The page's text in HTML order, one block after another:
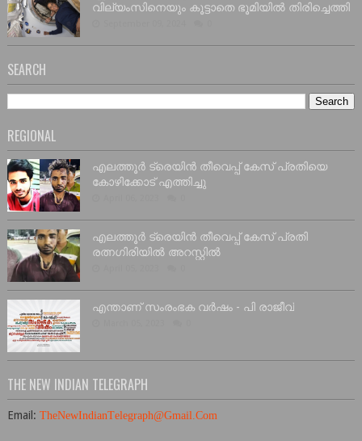
വില്യംസിനെയും കൂട്ടാതെ ഭൂമിയിൽ തിരിച്ചെത്തി
SEARCH
REGIONAL
എലത്തൂർ ട്രെയിൻ തീവെപ്പ് കേസ് പ്രതിയെ
കോഴിക്കോട് എത്തിച്ചു
എലത്തൂർ ട്രെയിൻ തീവെപ്പ് കേസ് പ്രതി
രത്നഗിരിയിൽ അറസ്റ്റിൽ
എന്താണ് സംരംഭക വർഷം - പി രാജീവ്
THE NEW INDIAN TELEGRAPH
Email: TheNewIndianTelegraph@Gmail. Com